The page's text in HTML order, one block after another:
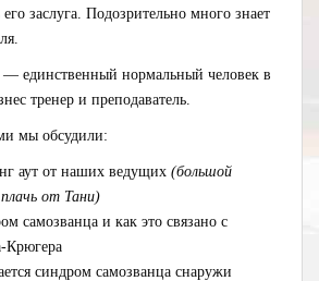
его заслуга. Подозрительно много знает
— единственный нормальный человек в
тренер и преподаватель.
мы обсудили:
аут от наших ведущих (большой
от Тани)
самозванца и как это связано с
Крюгера
синдром самозванца снаружи